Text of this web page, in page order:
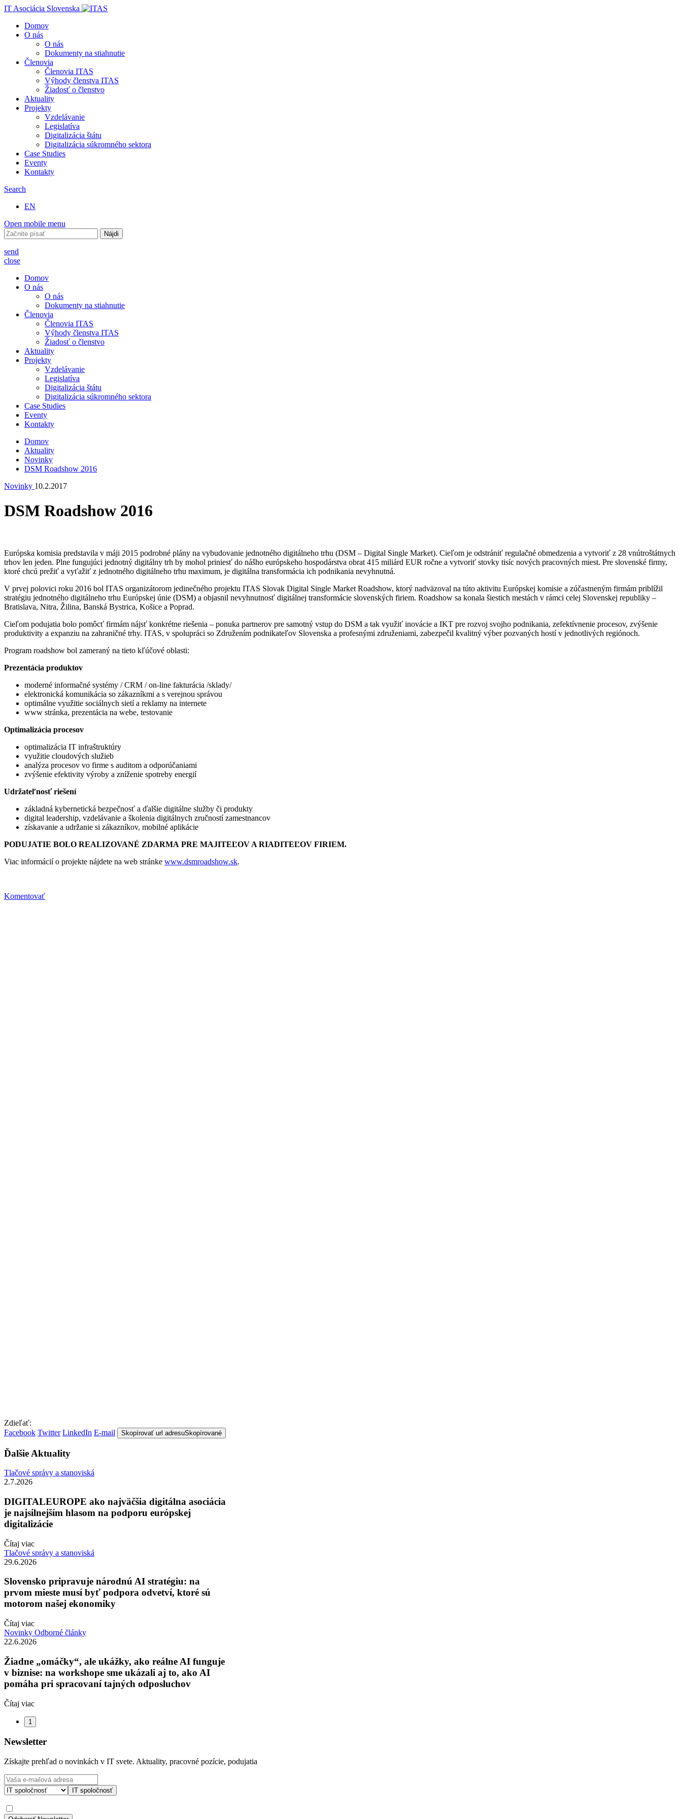
IT Asociácia Slovenska
Domov
O nás
O nás
Dokumenty na stiahnutie
Členovia
Členovia ITAS
Výhody členstva ITAS
Žiadosť o členstvo
Aktuality
Projekty
Vzdelávanie
Legislatíva
Digitalizácia štátu
Digitalizácia súkromného sektora
Case Studies
Eventy
Kontakty
Search
EN
Open mobile menu
Hľadať:
send
close
Domov
O nás
O nás
Dokumenty na stiahnutie
Členovia
Členovia ITAS
Výhody členstva ITAS
Žiadosť o členstvo
Aktuality
Projekty
Vzdelávanie
Legislatíva
Digitalizácia štátu
Digitalizácia súkromného sektora
Case Studies
Eventy
Kontakty
Domov
Aktuality
Novinky
DSM Roadshow 2016
Novinky 10.2.2017
DSM Roadshow 2016
Európska komisia predstavila v máji 2015 podrobné plány na vybudovanie jednotného digitálneho trhu (DSM – Digital Single Market). Cieľom je odstrániť regulačné obmedzenia a vytvoriť z 28 vnútroštátnych
trhov len jeden. Plne fungujúci jednotný digitálny trh by mohol priniesť do nášho európskeho hospodárstva obrat 415 miliárd EUR ročne a vytvoriť stovky tisíc nových pracovných miest. Pre slovenské firmy,
ktoré chcú prežiť a vyťažiť z jednotného digitálneho trhu maximum, je digitálna transformácia ich podnikania nevyhnutná.
V prvej polovici roku 2016 bol ITAS organizátorom jedinečného projektu ITAS Slovak Digital Single Market Roadshow, ktorý nadväzoval na túto aktivitu Európskej komisie a zúčastneným firmám priblížil
stratégiu jednotného digitálneho trhu Európskej únie (DSM) a objasnil nevyhnutnosť digitálnej transformácie slovenských firiem. Roadshow sa konala šiestich mestách v rámci celej Slovenskej republiky –
Bratislava, Nitra, Žilina, Banská Bystrica, Košice a Poprad.
Cieľom podujatia bolo pomôcť firmám nájsť konkrétne riešenia – ponuka partnerov pre samotný vstup do DSM a tak využiť inovácie a IKT pre rozvoj svojho podnikania, zefektívnenie procesov, zvýšenie
produktivity a expanziu na zahraničné trhy. ITAS, v spolupráci so Združením podnikateľov Slovenska a profesnými združeniami, zabezpečil kvalitný výber pozvaných hostí v jednotlivých regiónoch.
Program roadshow bol zameraný na tieto kľúčové oblasti:
Prezentácia produktov
moderné informačné systémy / CRM / on-line fakturácia /sklady/
elektronická komunikácia so zákazníkmi a s verejnou správou
optimálne využitie sociálnych sietí a reklamy na internete
www stránka, prezentácia na webe, testovanie
Optimalizácia procesov
optimalizácia IT infraštruktúry
využitie cloudových služieb
analýza procesov vo firme s auditom a odporúčaniami
zvýšenie efektivity výroby a zníženie spotreby energií
Udržateľnosť riešení
základná kybernetická bezpečnosť a ďalšie digitálne služby či produkty
digital leadership, vzdelávanie a školenia digitálnych zručností zamestnancov
získavanie a udržanie si zákazníkov, mobilné aplikácie
PODUJATIE BOLO REALIZOVANÉ ZDARMA PRE MAJITEĽOV A RIADITEĽOV FIRIEM.
Viac informácií o projekte nájdete na web stránke www.dsmroadshow.sk.
Komentovať
Zdieľať:
Facebook Twitter LinkedIn E-mail Skopírovať url adresuSkopírované
Ďalšie Aktuality
Tlačové správy a stanoviská
2.7.2026
DIGITALEUROPE ako najväčšia digitálna asociácia
je najsilnejším hlasom na podporu európskej
digitalizácie
Čítaj viac
Tlačové správy a stanoviská
29.6.2026
Slovensko pripravuje národnú AI stratégiu: na
prvom mieste musí byť podpora odvetví, ktoré sú
motorom našej ekonomiky
Čítaj viac
Novinky Odborné články
22.6.2026
Žiadne „omáčky“, ale ukážky, ako reálne AI funguje
v biznise: na workshope sme ukázali aj to, ako AI
pomáha pri spracovaní tajných odposluchov
Čítaj viac
1
Newsletter
Získajte prehľad o novinkách v IT svete. Aktuality, pracovné pozície, podujatia
IT spoločnosť